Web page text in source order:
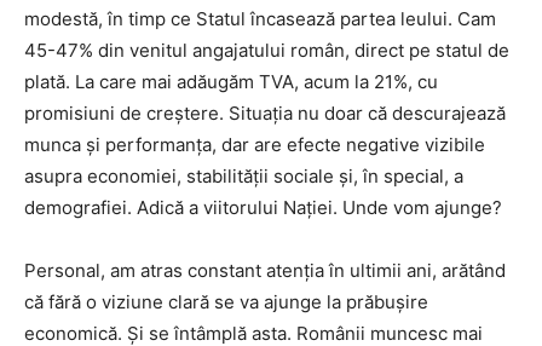
modestă, în timp ce Statul încasează partea leului. Cam
45-47% din venitul angajatului român, direct pe statul de
plată. La care mai adăugăm TVA, acum la 21%, cu
promisiuni de creștere. Situația nu doar că descurajează
munca și performanța, dar are efecte negative vizibile
asupra economiei, stabilității sociale și, în special, a
demografiei. Adică a viitorului Nației. Unde vom ajunge?
Personal, am atras constant atenția în ultimii ani, arătând
că fără o viziune clară se va ajunge la prăbușire
economică. Și se întâmplă asta. Românii muncesc mai